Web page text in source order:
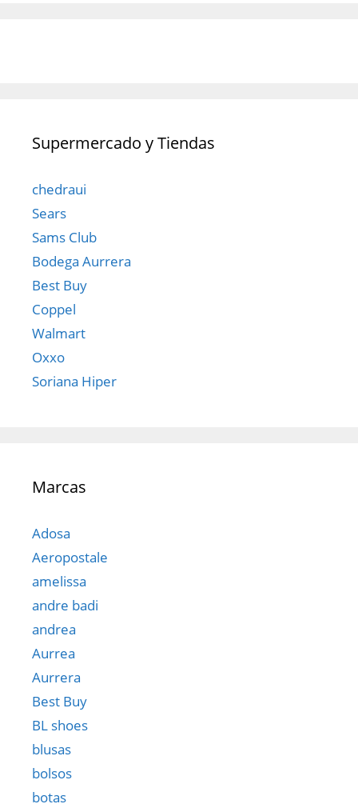
Supermercado y Tiendas
chedraui
Sears
Sams Club
Bodega Aurrera
Best Buy
Coppel
Walmart
Oxxo
Soriana Hiper
Marcas
Adosa
Aeropostale
amelissa
andre badi
andrea
Aurrea
Aurrera
Best Buy
BL shoes
blusas
bolsos
botas